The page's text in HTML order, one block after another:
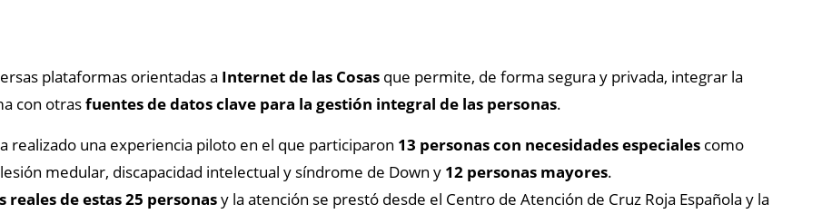
plataformas orientadas a Internet de las Cosas que permite, de forma segura y privada, integrar la
con otrasfuentes de datos clave para la gestión integral de las personas.
realizado una experiencia piloto en el que participaron 13 personas con necesidades especiales como
medular, discapacidad intelectual y síndrome de Down y 12 personas mayores.
reales de estas 25 personasy la atención se prestó desde el Centro de Atención de Cruz Roja Española y la